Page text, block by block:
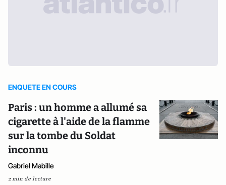
ENQUETE EN COURS
Paris : un homme a allumé sa
cigarette à l'aide de la flamme
sur la tombe du Soldat
inconnu
Gabriel Mabille
2 min de lecture